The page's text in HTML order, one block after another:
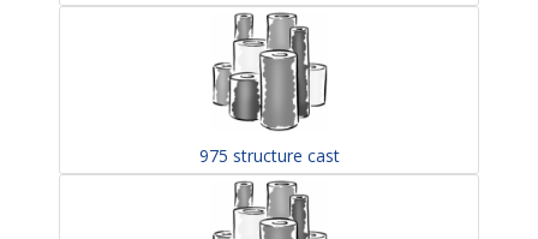
975 structure cast